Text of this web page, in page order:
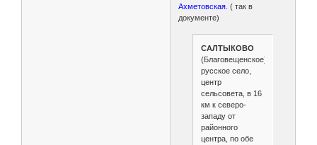
Ахметовская. ( так в
документе)
САЛТЫКОВО
(Благовещенское),
русское село,
центр
сельсовета, в 16
км к северо-
западу от
районного
центра, по обе